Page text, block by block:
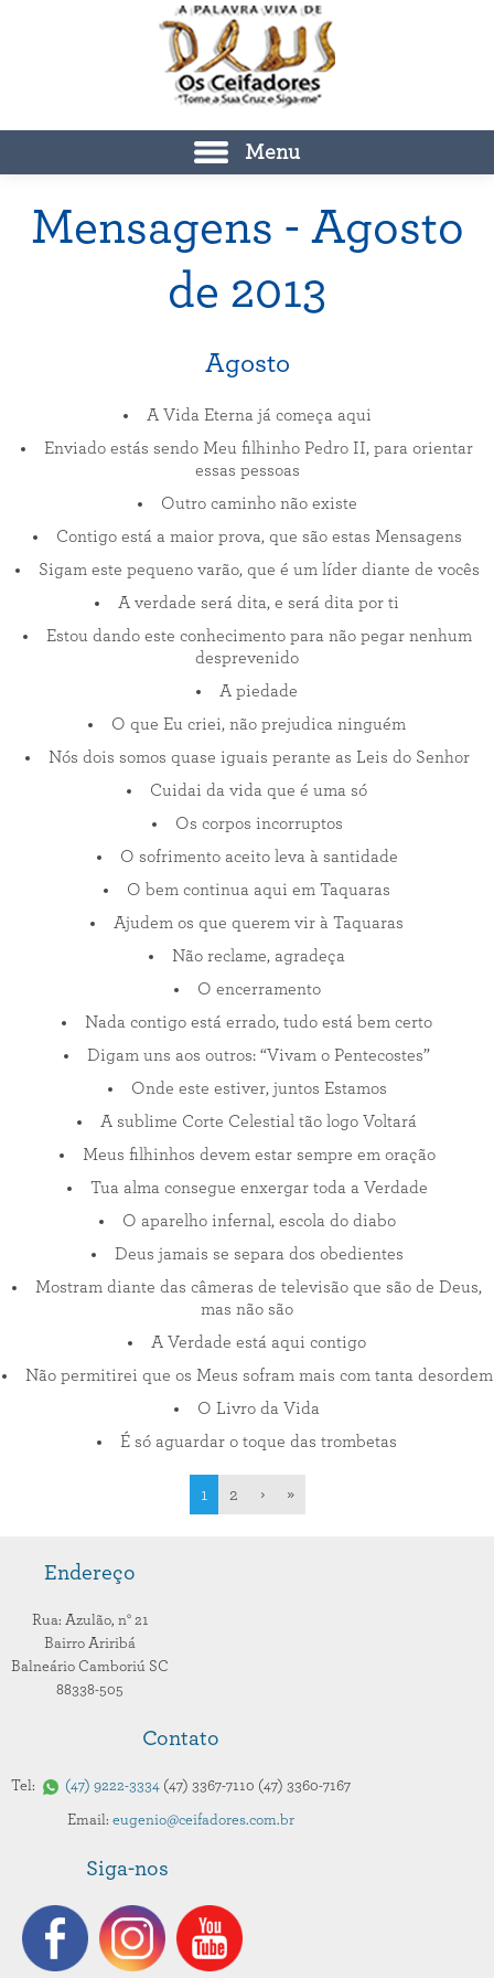
Menu
Mensagens - Agosto
de 2013
Agosto
A Vida Eterna já começa aqui
Enviado estás sendo Meu filhinho Pedro II, para orientar
essas pessoas
Outro caminho não existe
Contigo está a maior prova, que são estas Mensagens
Sigam este pequeno varão, que é um líder diante de vocês
A verdade será dita, e será dita por ti
Estou dando este conhecimento para não pegar nenhum
desprevenido
A piedade
O que Eu criei, não prejudica ninguém
Nós dois somos quase iguais perante as Leis do Senhor
Cuidai da vida que é uma só
Os corpos incorruptos
O sofrimento aceito leva à santidade
O bem continua aqui em Taquaras
Ajudem os que querem vir à Taquaras
Não reclame, agradeça
O encerramento
Nada contigo está errado, tudo está bem certo
Digam uns aos outros: “Vivam o Pentecostes”
Onde este estiver, juntos Estamos
A sublime Corte Celestial tão logo Voltará
Meus filhinhos devem estar sempre em oração
Tua alma consegue enxergar toda a Verdade
O aparelho infernal, escola do diabo
Deus jamais se separa dos obedientes
Mostram diante das câmeras de televisão que são de Deus,
mas não são
A Verdade está aqui contigo
Não permitirei que os Meus sofram mais com tanta desordem
O Livro da Vida
É só aguardar o toque das trombetas
1 2 › »
Endereço
Rua: Azulão, n° 21
Bairro Ariribá
Balneário Camboriú SC
88338-505
Contato
Tel: 47 9222-3334 47 3367-7110 47 3360-7167
Email: eugenio@ceifadores.com.br
Siga-nos